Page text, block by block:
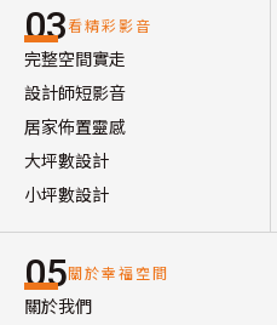
03看精彩影音
完整空間實走
設計師短影音
居家佈置靈感
大坪數設計
小坪數設計
05關於幸福空間
關於我們